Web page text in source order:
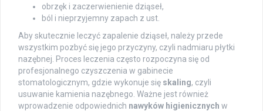
obrzęk i zaczerwienienie dziąseł,
ból i nieprzyjemny zapach z ust.
Aby skutecznie leczyć zapalenie dziąseł, należy przede
wszystkim pozbyć się jego przyczyny, czyli nadmiaru płytki
nazębnej. Proces leczenia często rozpoczyna się od
profesjonalnego czyszczenia w gabinecie
stomatologicznym, gdzie wykonuje się skaling, czyli
usuwanie kamienia nazębnego. Ważne jest również
wprowadzenie odpowiednich nawyków higienicznych w